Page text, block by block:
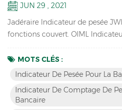
JUN 29 , 2021
Jadéraire Indicateur de pesée
fonctions couvert. OIML
Affichage LCD plus grand
affichage Indicateur-710
MOTS CLÉS :
Indicateur De Pesée Pour La
Indicateur De Comptage De
Bancaire